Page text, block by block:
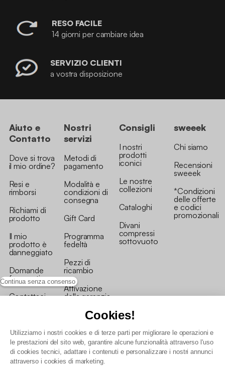
Continua senza consenso
Cookies!
Utilizziamo i nostri cookies e di terze parti per migliorare le operazioni e
le prestazioni del sito web, garantire alcune funzionalità attraverso l'uso
di cookies tecnici, adattare i contenuti e personalizzare i nostri annunci
attraverso i cookies di marketing.
RESO FACILE
14 giorni per cambiare idea
SERVIZIO CLIENTI
a vostra disposizione
Aiuto e
Contatto
Dove si trova
il mio ordine?
Resi e
rimborsi
Richiami di
prodotto
Il mio
prodotto è
danneggiato
Domande
frequenti
Contattaci
Nostri
servizi
Metodi di
pagamento
Modalità e
condizioni di
consegna
Gift Card
Programma
fedeltà
Pezzi di
ricambio
Attivazione
della garanzia
Consigli
I nostri
prodotti
iconici
Le nostre
collezioni
Cataloghi
Divani
compressi
sottovuoto
sweeek
Chi siamo
Recensioni
sweeek
*Condizioni
delle offerte
e codici
promozionali
Condizioni generali vendita